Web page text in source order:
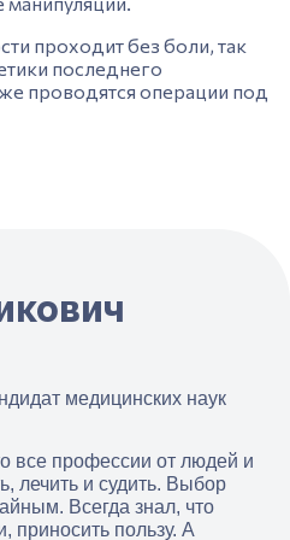
проходит без боли, так
последнего
проводятся операции под
медицинских наук
все профессии от людей и
лечить и судить. Выбор
Всегда знал, что
приносить пользу. А